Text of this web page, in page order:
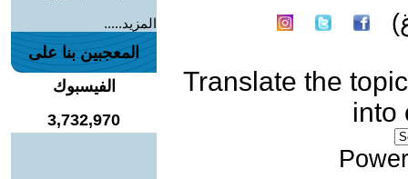
Translate the topic
into
المزيد.....
المعجبين بنا على
الفيسبوك
3,732,970